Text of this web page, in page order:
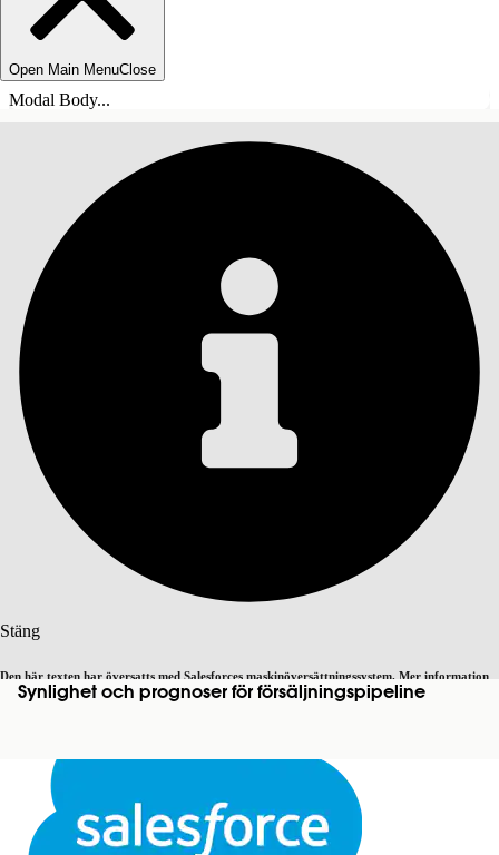
Open Main MenuClose
Modal Body...
Stäng
Den här texten har översatts med Salesforces maskinöversättningssystem. Mer information
. Byt till engelska Inte nu
StängStäng
Synlighet och prognoser för försäljningspipeline
Innehållsförteckningar
INNEHÅLLSFÖRTECKNINGAR